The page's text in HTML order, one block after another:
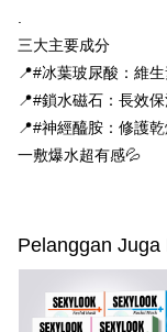
akan menggunakan
pembeli, no. telefon,
penggunaan
Data Peribadi,
(https://aftee.tw/
mendapatkan
untuk menggunakan
Sila hubungi NP
mempunyai
NT$100/pesanan |
NT$600 atau lebih
NT$150/pesanan |
NT$1,500 atau lebih
海外配送(馬來西亞)
海外配送(澳洲)
三大主要成分
📍#冰葉玻尿酸：維
📍#鎖水磁石：長效
📍#神經醯胺：修護
一敷爆水超有感💦
Pelanggan Juga